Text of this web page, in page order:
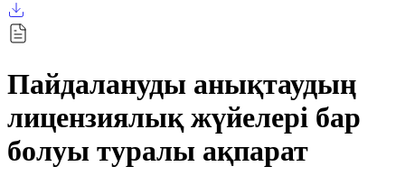
Пайдалануды анықтаудың
лицензиялық жүйелері бар
болуы туралы ақпарат